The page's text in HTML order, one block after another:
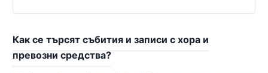
Как се търсят събития и записи с хора и
превозни средства?